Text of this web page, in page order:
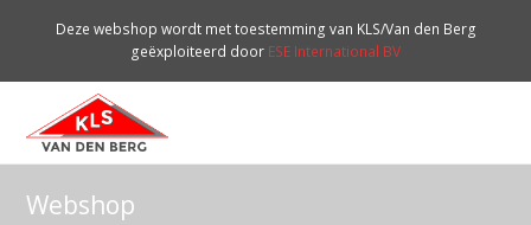
Deze webshop wordt met toestemming van KLS/Van den Berg
geëxploiteerd door ESE International BV
Webshop